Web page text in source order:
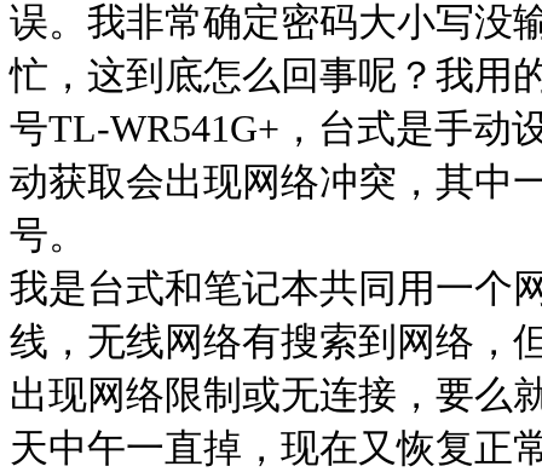
误。我非常确定密码大小写没
忙，这到底怎么回事呢？我用
号TL-WR541G+，台式是手动
动获取会出现网络冲突，其中
号。
我是台式和笔记本共同用一个
线，无线网络有搜索到网络，
出现网络限制或无连接，要么
天中午一直掉，现在又恢复正